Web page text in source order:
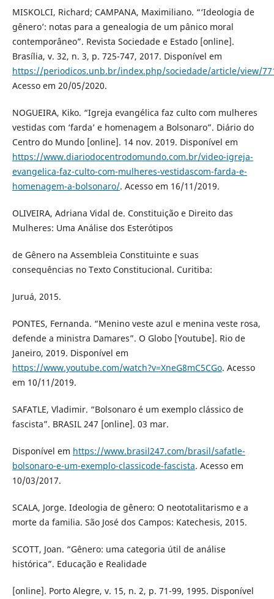
MISKOLCI, Richard; CAMPANA, Maximiliano. “‘Ideologia de
gênero’: notas para a genealogia de um pânico moral
contemporâneo”. Revista Sociedade e Estado [online].
Brasília, v. 32, n. 3, p. 725-747, 2017. Disponível em
https://periodicos.unb.br/index.php/sociedade/article/view/
Acesso em 20/05/2020.
NOGUEIRA, Kiko. “Igreja evangélica faz culto com mulheres
vestidas com ‘farda’ e homenagem a Bolsonaro”. Diário do
Centro do Mundo [online]. 14 nov. 2019. Disponível em
https://www.diariodocentrodomundo.com.br/video-igreja-
evangelica-faz-culto-com-mulheres-vestidascom-farda-e-
homenagem-a-bolsonaro/. Acesso em 16/11/2019.
OLIVEIRA, Adriana Vidal de. Constituição e Direito das
Mulheres: Uma Análise dos Esterótipos
de Gênero na Assembleia Constituinte e suas
consequências no Texto Constitucional. Curitiba:
Juruá, 2015.
PONTES, Fernanda. “Menino veste azul e menina veste rosa,
defende a ministra Damares”. O Globo [Youtube]. Rio de
Janeiro, 2019. Disponível em
https://www.youtube.com/watch?v=XneG8mC5CGo. Acesso
em 10/11/2019.
SAFATLE, Vladimir. “Bolsonaro é um exemplo clássico de
fascista”. BRASIL 247 [online]. 03 mar.
Disponível em https://www.brasil247.com/brasil/safatle-
bolsonaro-e-um-exemplo-classicode-fascista. Acesso em
10/03/2017.
SCALA, Jorge. Ideologia de gênero: O neototalitarismo e a
morte da familia. São José dos Campos: Katechesis, 2015.
SCOTT, Joan. “Gênero: uma categoria útil de análise
histórica”. Educação e Realidade
[online]. Porto Alegre, v. 15, n. 2, p. 71-99, 1995. Disponível